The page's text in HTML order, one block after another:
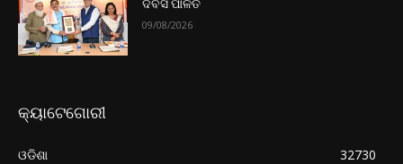
ଦିବସ ପାଳିତ
09/08/2026
କ୍ୟାଟେଗୋରୀ
ଓଡିଶା
32730